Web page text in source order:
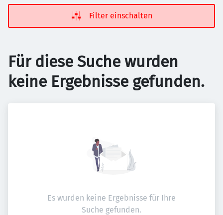
Filter einschalten
Für diese Suche wurden
keine Ergebnisse gefunden.
Es wurden keine Ergebnisse für Ihre
Suche gefunden.